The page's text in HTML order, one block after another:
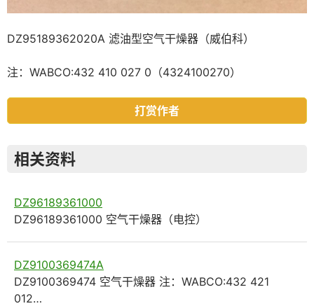
DZ95189362020A 滤油型空气干燥器（威伯科）
注：WABCO:432 410 027 0（4324100270）
打赏作者
相关资料
DZ96189361000
DZ96189361000 空气干燥器（电控）
DZ9100369474A
DZ9100369474 空气干燥器 注：WABCO:432 421
012…